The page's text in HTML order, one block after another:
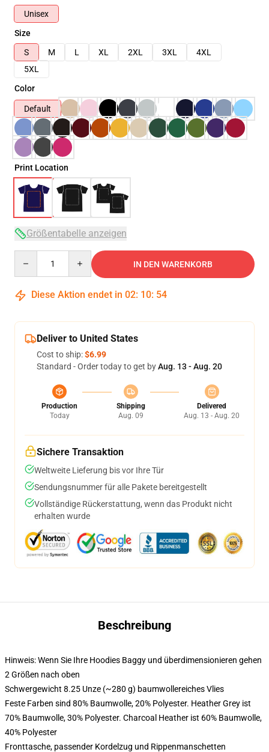
Unisex
Size
S
M L XL 2XL 3XL
4XL
5XL
Color
Default
Print Location
Größentabelle anzeigen
IN DEN WARENKORB
Diese Aktion endet in 02: 10: 53
Deliver to United States
Cost to ship:$6.99
Standard - Order today to get byAug. 13 - Aug. 20
Production
Today
Shipping
Aug. 09
Delivered
Aug. 13 - Aug. 20
Sichere Transaktion
Weltweite Lieferung bis vor Ihre Tür
Sendungsnummer für alle Pakete bereitgestellt
Vollständige Rückerstattung, wenn das Produkt nicht
erhalten wurde
Beschreibung
Hinweis: Wenn Sie Ihre Hoodies Baggy und überdimensionieren gehen
2 Größen nach oben
Schwergewicht 8.25 Unze (~280 g) baumwollereiches Vlies
Feste Farben sind 80% Baumwolle, 20% Polyester. Heather Grey ist
70% Baumwolle, 30% Polyester. Charcoal Heather ist 60% Baumwolle,
40% Polyester
Fronttasche, passender Kordelzug und Rippenmanschetten